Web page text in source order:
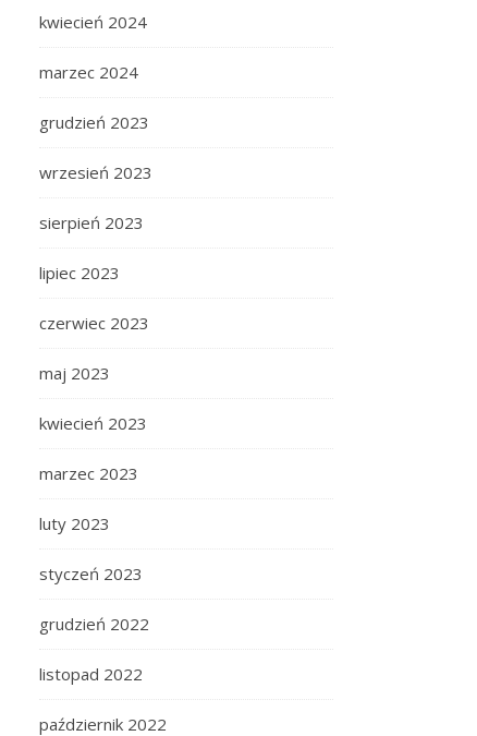
kwiecień 2024
marzec 2024
grudzień 2023
wrzesień 2023
sierpień 2023
lipiec 2023
czerwiec 2023
maj 2023
kwiecień 2023
marzec 2023
luty 2023
styczeń 2023
grudzień 2022
listopad 2022
październik 2022